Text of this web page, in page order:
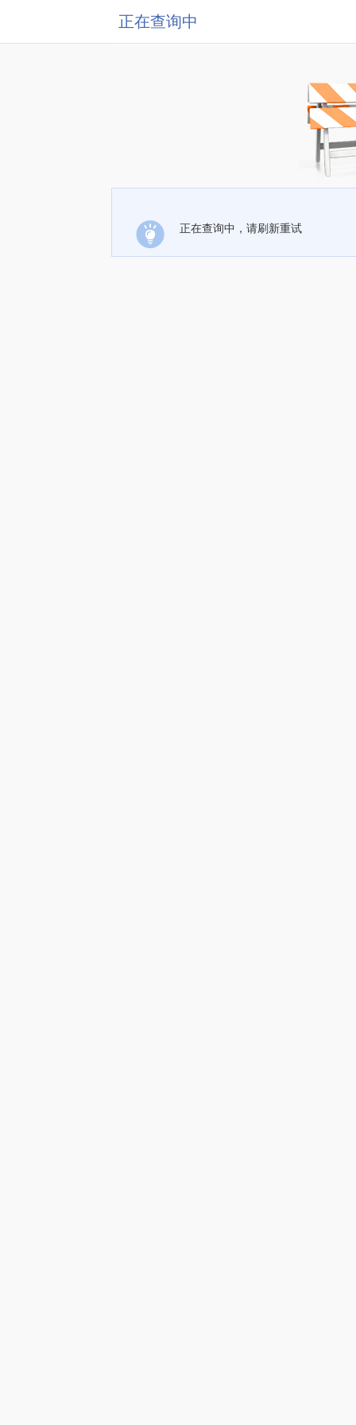
正在查询中
正在查询中，请刷新重试